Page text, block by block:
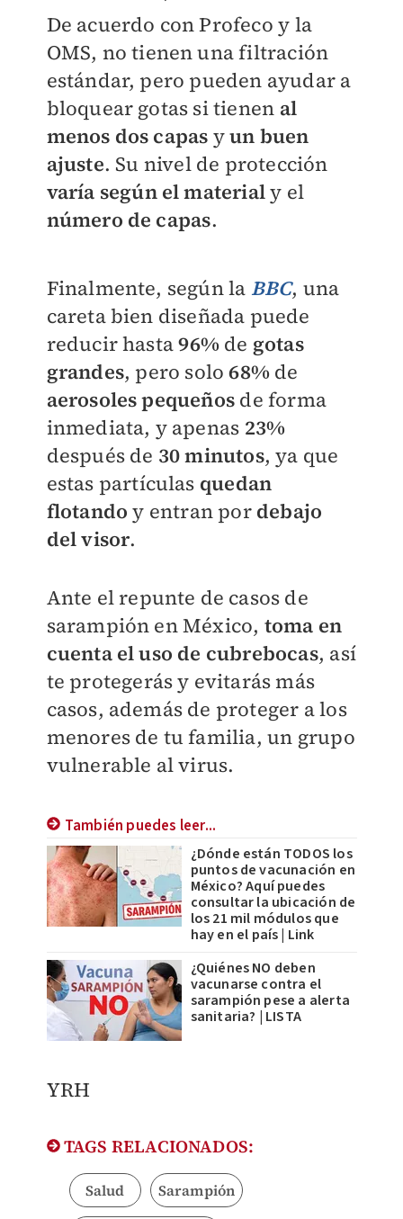
De acuerdo con Profeco y la
OMS, no tienen una filtración
estándar, pero pueden ayudar a
bloquear gotas si tienen al
menos dos capas yun buen
ajuste. Su nivel de protección
varía según el materialy el
número de capas.
Finalmente, según la BBC, una
careta bien diseñada puede
reducir hasta96%de gotas
grandes, pero solo68%de
aerosoles pequeños de forma
inmediata, y apenas 23%
después de 30 minutos, ya que
estas partículas quedan
flotando y entran por debajo
del visor.
Ante el repunte de casos de
sarampión en México, toma en
cuenta el uso de cubrebocas, así
te protegerás y evitarás más
casos, además de proteger a los
menores de tu familia, un grupo
vulnerable al virus.
También puedes leer...
¿Dónde están TODOS los
puntos de vacunación en
México? Aquí puedes
consultar la ubicación de
los 21 mil módulos que
hay en el país | Link
¿Quiénes NO deben
vacunarse contra el
sarampión pese a alerta
sanitaria? | LISTA
YRH
TAGS RELACIONADOS:
Salud Sarampión